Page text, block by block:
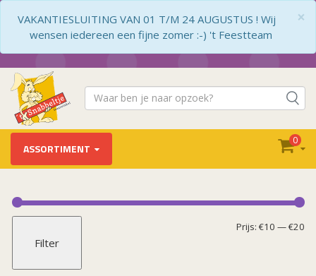
×
VAKANTIESLUITING VAN 01 T/M 24 AUGUSTUS ! Wij
wensen iedereen een fijne zomer :-) 't Feestteam
ASSORTIMENT
0
Bloed
Glitters
Grimas
Filter
Prijs: €10 —€20